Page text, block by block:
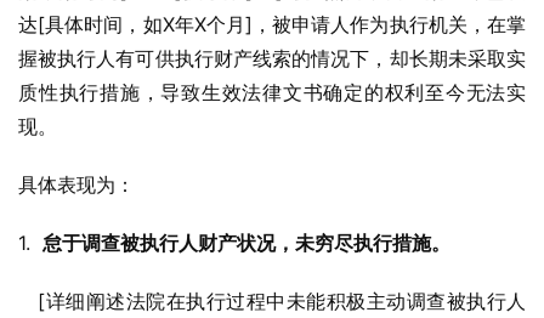
达[具体时间，如X年X个月]，被申请人作为执行机关，在掌
握被执行人有可供执行财产线索的情况下，却长期未采取实
质性执行措施，导致生效法律文书确定的权利至今无法实
现。
具体表现为：
1. 怠于调查被执行人财产状况，未穷尽执行措施。